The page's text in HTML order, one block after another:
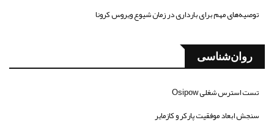
توصیه‌های مهم برای بارداری در زمان شیوع ویروس کرونا
روان‌شناسی
تست استرس شغلی Osipow
سنجش ابعاد موفقیت پارکر و کازمایر